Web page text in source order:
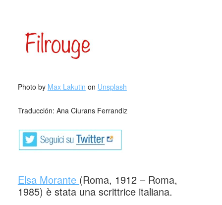
Photo by Max Lakutin on Unsplash
Traducción: Ana Ciurans Ferrandiz
Elsa Morante (Roma, 1912 – Roma,
1985) è stata una scrittrice italiana.